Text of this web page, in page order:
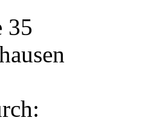
35